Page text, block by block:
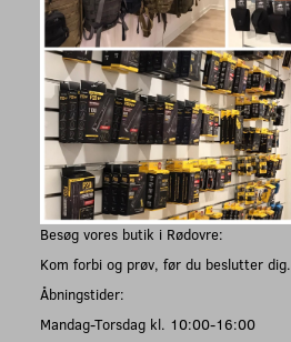
Besøg vores butik i Rødovre:
Kom forbi og prøv, før du beslutter dig.
Åbningstider:
Mandag-Torsdag kl. 10:00-16:00